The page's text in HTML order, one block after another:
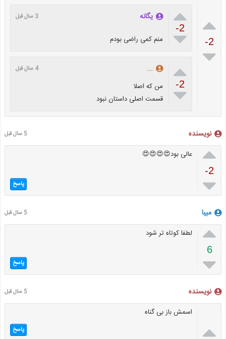

-2


-2

یگانه 3 سال قبل
منم کمی راضی بودم

-2

... 4 سال قبل
من که اصلا
قسمت اصلی داستان نبود
نویسنده 5 سال قبل

-2

عالی بود😍😍😍😍
پاسخ
میبا 5 سال قبل

6

لطفا کوتاه تر شود
پاسخ
نویسنده 5 سال قبل

اسمش باز بی گناه
پاسخ